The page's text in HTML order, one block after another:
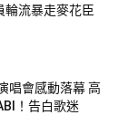
輪流暴走麥花臣
唱會感動落幕 高
！告白歌迷